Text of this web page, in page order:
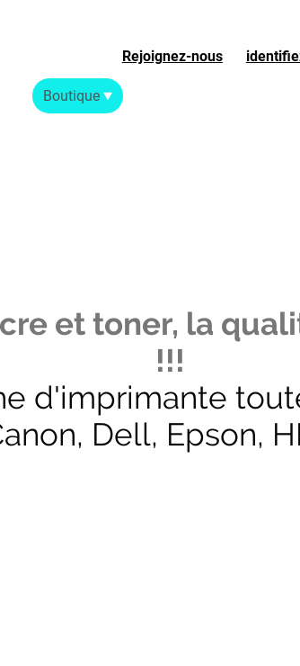
Rejoignez-nousou
Boutique
et toner, la
!!!
d'imprimante
Dell, Epson,